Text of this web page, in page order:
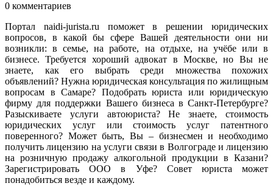
0 комментариев
Портал naidi-jurista.ru поможет в решении юридических
вопросов, в какой бы сфере Вашей деятельности они ни
возникли: в семье, на работе, на отдыхе, на учёбе или в
бизнесе. Требуется хороший адвокат в Москве, но Вы не
знаете, как его выбрать среди множества похожих
объявлений? Нужна юридическая консультация по жилищным
вопросам в Самаре? Подобрать юриста или юридическую
фирму для поддержки Вашего бизнеса в Санкт-Петербурге?
Разыскиваете услуги автоюриста? Не знаете, стоимость
юридических услуг или стоимость услуг патентного
поверенного? Может быть, Вы – бизнесмен и необходимо
получить лицензию на услуги связи в Волгограде и лицензию
на розничную продажу алкогольной продукции в Казани?
Зарегистрировать ООО в Уфе? Совет юриста может
понадобиться везде и каждому.